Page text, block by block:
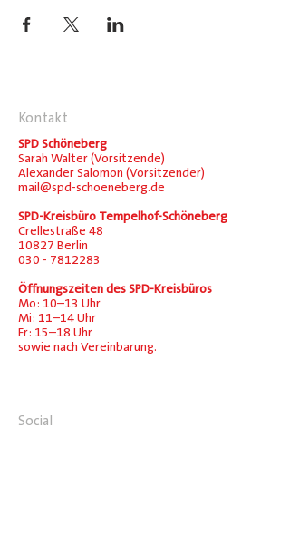
Kontakt
SPD Schöneberg
Sarah Walter (Vorsitzende)
Alexander Salomon (Vorsitzender)
mail@spd-schoeneberg.de
SPD-Kreisbüro Tempelhof-Schöneberg
Crellestraße 48
10827 Berlin
030 - 7812283
Öffnungszeiten des SPD-Kreisbüros
Mo: 10–13 Uhr
Mi: 11–14 Uhr
Fr: 15–18 Uhr
sowie nach Vereinbarung.
Social